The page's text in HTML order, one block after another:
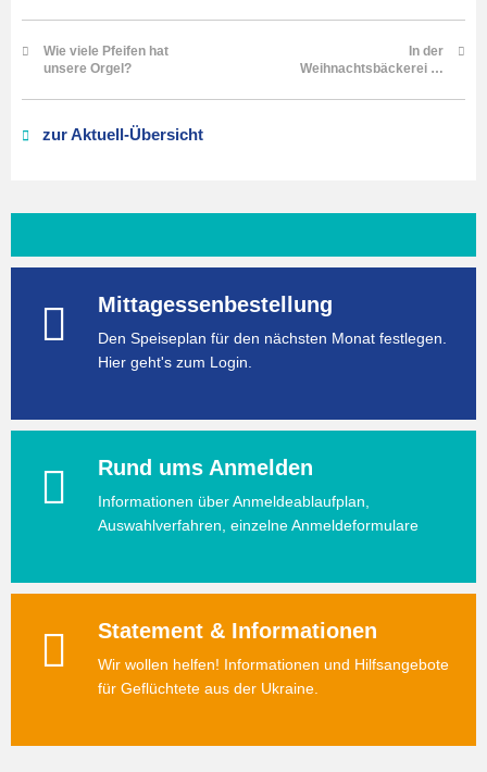
Wie viele Pfeifen hat
unsere Orgel?
In der
Weihnachtsbäckerei …
zur Aktuell-Übersicht
Mittagessenbestellung
Den Speiseplan für den nächsten Monat festlegen.
Hier geht's zum Login.
Rund ums Anmelden
Informationen über Anmeldeablaufplan,
Auswahlverfahren, einzelne Anmeldeformulare
Statement & Informationen
Wir wollen helfen! Informationen und Hilfsangebote
für Geflüchtete aus der Ukraine.